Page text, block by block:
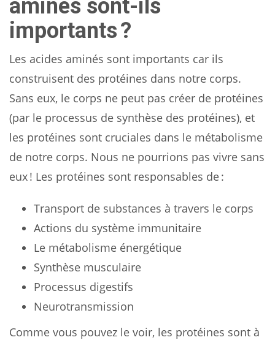
aminés sont-ils
importants ?
Les acides aminés sont importants car ils
construisent des protéines dans notre corps.
Sans eux, le corps ne peut pas créer de protéines
(par le processus de synthèse des protéines), et
les protéines sont cruciales dans le métabolisme
de notre corps. Nous ne pourrions pas vivre sans
eux ! Les protéines sont responsables de :
Transport de substances à travers le corps
Actions du système immunitaire
Le métabolisme énergétique
Synthèse musculaire
Processus digestifs
Neurotransmission
Comme vous pouvez le voir, les protéines sont à